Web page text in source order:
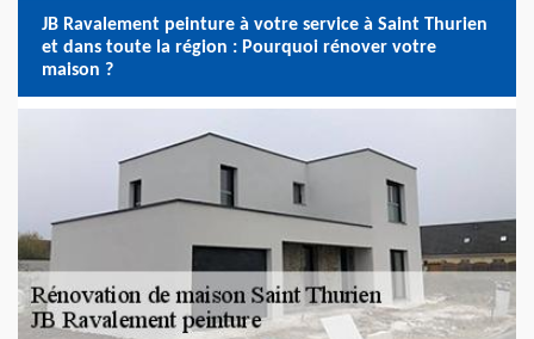
JB Ravalement peinture à votre service à Saint Thurien
et dans toute la région : Pourquoi rénover votre
maison ?